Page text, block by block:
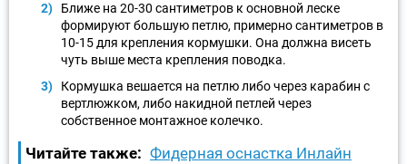
Ближе на 20-30 сантиметров к основной леске
формируют большую петлю, примерно сантиметров в
10-15 для крепления кормушки. Она должна висеть
чуть выше места крепления поводка.
Кормушка вешается на петлю либо через карабин с
вертлюжком, либо накидной петлей через
собственное монтажное колечко.
Читайте также: Фидерная оснастка Инлайн